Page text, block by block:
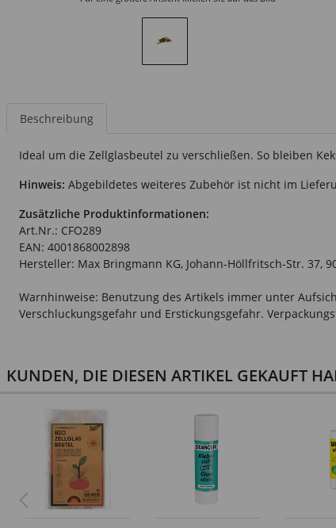
Beschreibung
Ideal um die Zellglasbeutel zu verschließen. So bleiben
Hinweis: Abgebildetes weiteres Zubehör ist nicht im
Zusätzliche Produktinformationen:
Art.Nr.: CFO289
EAN: 4001868002898
Hersteller: Max Bringmann KG, Johann-Höllfritsch-Str. 37,
Warnhinweise: Benutzung des Artikels immer unter
Verschluckungsgefahr und Erstickungsgefahr.
KUNDEN, DIE DIESEN ARTIKEL GEKAUFT